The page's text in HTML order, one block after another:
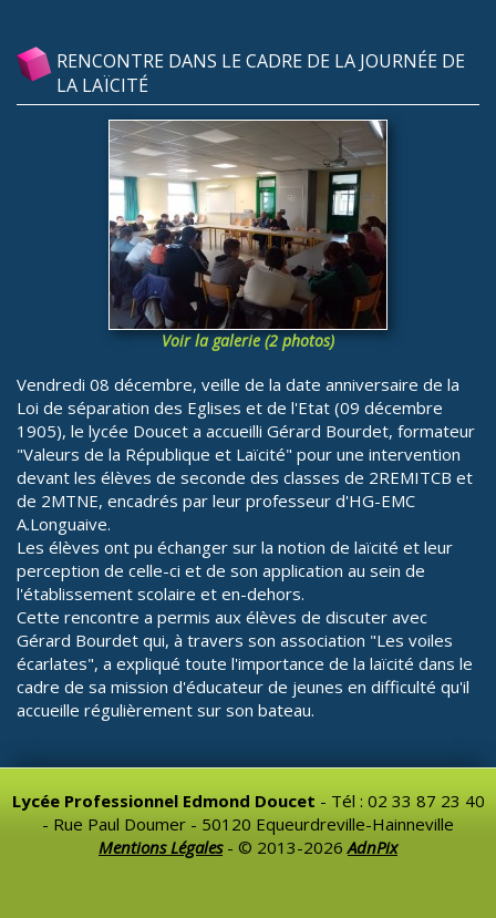
RENCONTRE DANS LE CADRE DE LA JOURNÉE DE
LA LAÏCITÉ
Voir la galerie (2 photos)
Vendredi 08 décembre, veille de la date anniversaire de la
Loi de séparation des Eglises et de l'Etat (09 décembre
1905), le lycée Doucet a accueilli Gérard Bourdet, formateur
"Valeurs de la République et Laïcité" pour une intervention
devant les élèves de seconde des classes de 2REMITCB et
de 2MTNE, encadrés par leur professeur d'HG-EMC
A.Longuaive.
Les élèves ont pu échanger sur la notion de laïcité et leur
perception de celle-ci et de son application au sein de
l'établissement scolaire et en-dehors.
Cette rencontre a permis aux élèves de discuter avec
Gérard Bourdet qui, à travers son association "Les voiles
écarlates", a expliqué toute l'importance de la laïcité dans le
cadre de sa mission d'éducateur de jeunes en difficulté qu'il
accueille régulièrement sur son bateau.
Lycée Professionnel Edmond Doucet - Tél : 02 33 87 23 40
- Rue Paul Doumer - 50120 Equeurdreville-Hainneville
Mentions Légales- © 2013-2026AdnPix